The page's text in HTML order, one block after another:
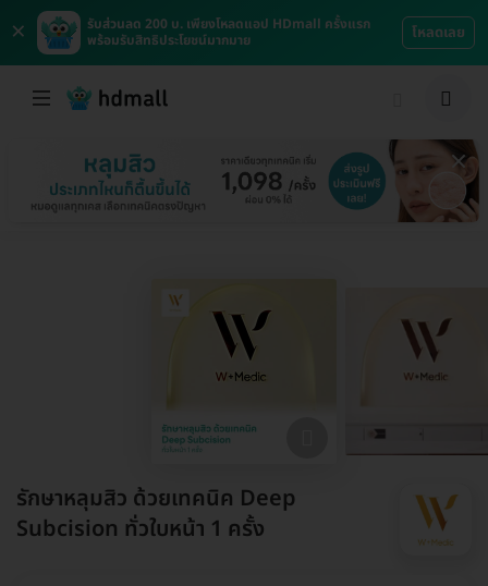
×
รับส่วนลด 200 บ. เพียงโหลดแอป HDmall ครั้งแรก
พร้อมรับสิทธิประโยชน์มากมาย
โหลดเลย
รักษาหลุมสิว ด้วยเทคนิค Deep
Subcision ทั่วใบหน้า 1 ครั้ง